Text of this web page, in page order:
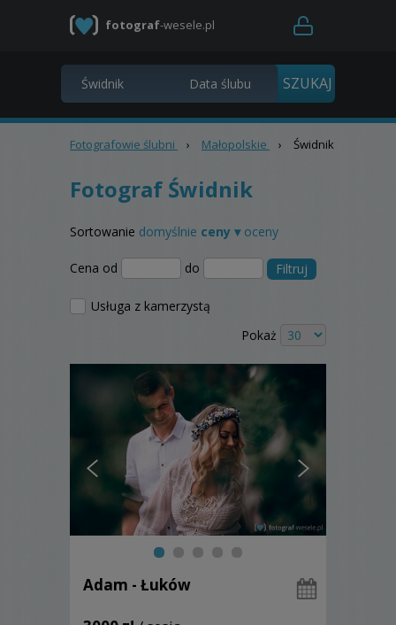
fotograf-wesele.pl
Fotografowie ślubni › Małopolskie › Świdnik
Fotograf Świdnik
Sortowanie domyślnie ceny ▾ oceny
Cena od do Filtruj
Usługa z kamerzystą
Pokaż
Adam - Łuków